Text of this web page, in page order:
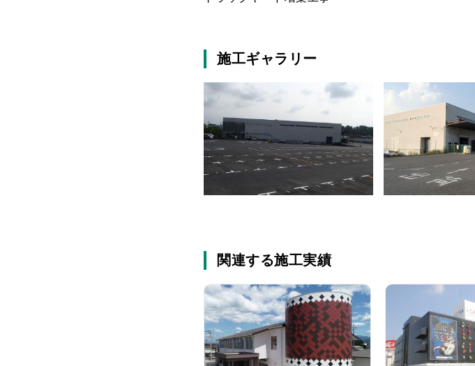
施工ギャラリー
関連する施工実績